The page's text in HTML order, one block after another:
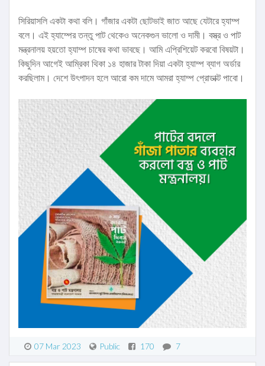
সিরিয়াসলি একটা কথা বলি। গাঁজার একটা ছোটভাই জাত আছে যেটারে হ্যাম্প
বলে। এই হ্যাম্পের তন্তু পাট থেকেও অনেকগুন ভালো ও দামী। বস্ত্র ও পাট
মন্ত্রনালয় হয়তো হ্যাম্প চাষের কথা ভাবছে। আমি এপ্রিশিয়েট করবো বিষয়টা।
কিছুদিন আগেই আম্রিকা থিকা ১৪ হাজার টাকা দিয়া একটা হ্যাম্প ব্যাগ অর্ডার
করছিলাম। দেশে উৎপাদন হলে আরো কম দামে আমরা হ্যাম্প প্রোডাক্ট পাবো।
07 Mar 2023 Public 170 7